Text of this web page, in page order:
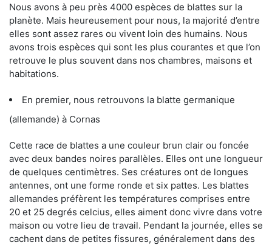
Nous avons à peu près 4000 espèces de blattes sur la
planète. Mais heureusement pour nous, la majorité d’entre
elles sont assez rares ou vivent loin des humains. Nous
avons trois espèces qui sont les plus courantes et que l’on
retrouve le plus souvent dans nos chambres, maisons et
habitations.
En premier, nous retrouvons la blatte germanique
(allemande) à Cornas
Cette race de blattes a une couleur brun clair ou foncée
avec deux bandes noires parallèles. Elles ont une longueur
de quelques centimètres. Ses créatures ont de longues
antennes, ont une forme ronde et six pattes. Les blattes
allemandes préfèrent les températures comprises entre
20 et 25 degrés celcius, elles aiment donc vivre dans votre
maison ou votre lieu de travail. Pendant la journée, elles se
cachent dans de petites fissures, généralement dans des